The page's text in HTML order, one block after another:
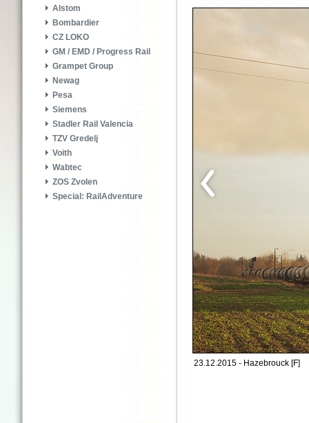
Alstom
Bombardier
CZ LOKO
GM / EMD / Progress Rail
Grampet Group
Newag
Pesa
Siemens
Stadler Rail Valencia
TZV Gredelj
Voith
Wabtec
ZOS Zvolen
Special: RailAdventure
23.12.2015 - Hazebrouck [F]